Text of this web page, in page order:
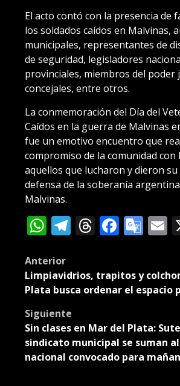
El acto contó con la presencia de
los soldados caídos en Malvinas,
municipales, representantes de
de seguridad, legisladores
provinciales, miembros del poder
concejales, entre otros.
La conmemoración del Día del
Caídos en la guerra de Malvinas
fue un emotivo encuentro que
compromiso de la comunidad con
aquellos que lucharon y dieron su
defensa de la soberanía
Malvinas.
WhatsApp
Telegram
Threads
Post
navigation
Anterior
Limpiavidrios, trapitos y
Plata busca ordenar el espacio
Siguiente
Sin clases en Mar del Plata:
sindicato municipal se suman
nacional convocado para